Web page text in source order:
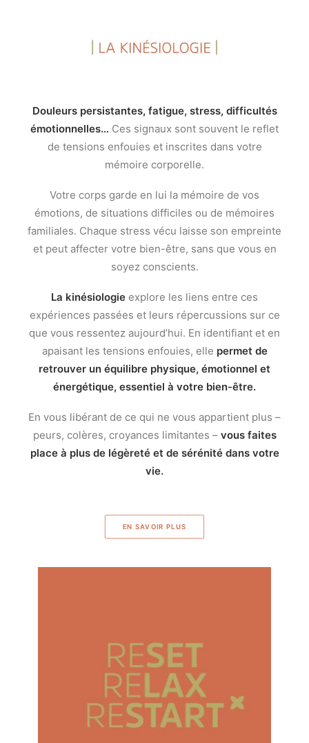
Douleurs persistantes, fatigue, stress, difficultés
émotionnelles… Ces signaux sont souvent le reflet
de tensions enfouies et inscrites dans votre
mémoire corporelle.
Votre corps garde en lui la mémoire de vos
émotions, de situations difficiles ou de mémoires
familiales. Chaque stress vécu laisse son empreinte
et peut affecter votre bien-être, sans que vous en
soyez conscients.
La kinésiologie explore les liens entre ces
expériences passées et leurs répercussions sur ce
que vous ressentez aujourd’hui. En identifiant et en
apaisant les tensions enfouies, elle permet de
retrouver un équilibre physique, émotionnel et
énergétique, essentiel à votre bien-être.
En vous libérant de ce qui ne vous appartient plus –
peurs, colères, croyances limitantes –vous faites
place à plus de légèreté et de sérénité dans votre
vie.
EN SAVOIR PLUS